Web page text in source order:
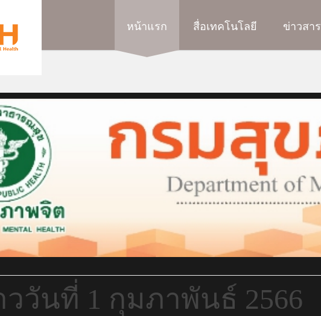
หน้าแรก สื่อเทคโนโลยี ข่าวสาร
ววันที่ 1 กุมภาพันธ์ 2566